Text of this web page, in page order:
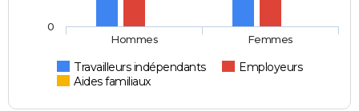
Travailleurs indépendants
Employeurs
Aides familiaux
Hommes Femmes
0